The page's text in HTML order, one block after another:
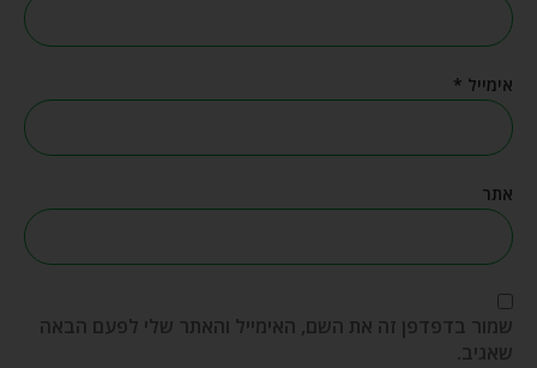
אימייל *
אתר
שמור בדפדפן זה את השם, האימייל והאתר שלי לפעם הבאה
שאגיב.